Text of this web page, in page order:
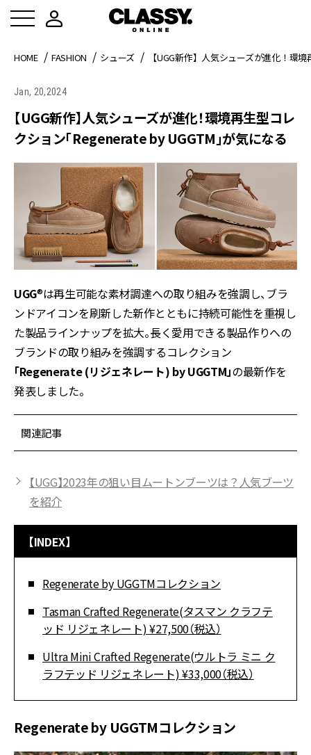
HOME FASHION シューズ 【UGG新作】人気シューズが進化！環
Jan, 20,2024
【UGG新作】人気シューズが進化！環境再生型コレ
クション「Regenerate by UGGTM」が気になる
UGG®は再生可能な素材調達への取り組みを強調し、ブラ
ンドアイコンを刷新した新作とともに持続可能性を重視し
た製品ラインナップを拡大。⻑く愛用できる製品作りへの
ブランドの取り組みを強調するコレクション
「Regenerate (リジェネレート) by UGGTM」の最新作を
発表しました。
関連記事
【UGG】2023年の狙い目ムートンブーツは？人気ブーツ
を紹介
【INDEX】
Regenerate by UGGTMコレクション
Tasman Crafted Regenerate(タスマン クラフテ
ッド リジェネレート) ¥27,500（税込）
Ultra Mini Crafted Regenerate(ウルトラ ミニ ク
ラフテッド リジェネレート) ¥33,000（税込）
Regenerate by UGGTMコレクション